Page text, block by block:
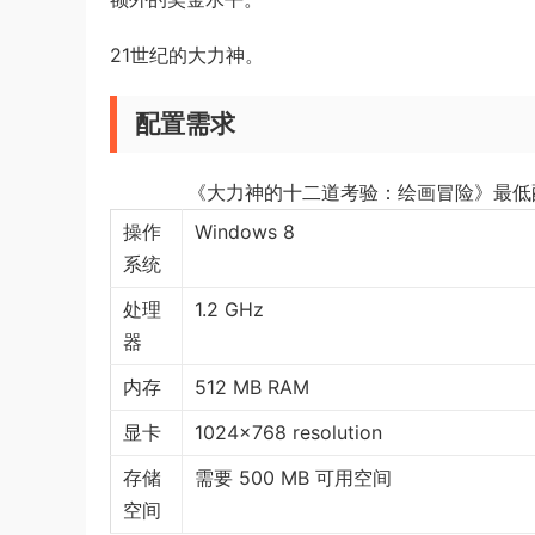
21世纪的大力神。
配置需求
《大力神的十二道考验：绘画冒险》最
操作
系统
Windows 8
处理
器
1.2 GHz
内存
512 MB RAM
显卡
1024×768 resolution
存储
空间
需要 500 MB 可用空间